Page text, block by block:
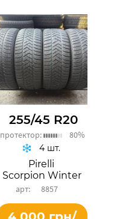
255/45 R20
протектор: 80%
Pirelli
Scorpion Winter
8857
4 шт.